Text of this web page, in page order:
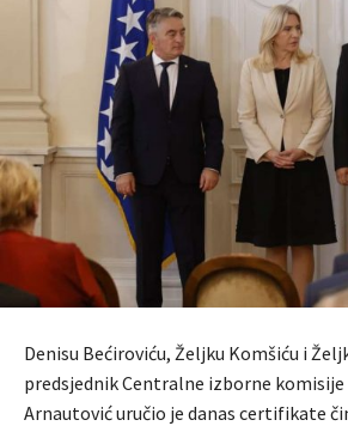
Denisu Bećiroviću, Željku Komšiću i
predsjednik Centralne izborne komisije
Arnautović uručio je danas certifikate